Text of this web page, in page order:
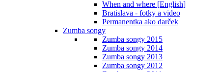
When and where [English]
Bratislava - fotky a video
Permanentka ako darček
Zumba songy
Zumba songy 2015
Zumba songy 2014
Zumba songy 2013
Zumba songy 2012